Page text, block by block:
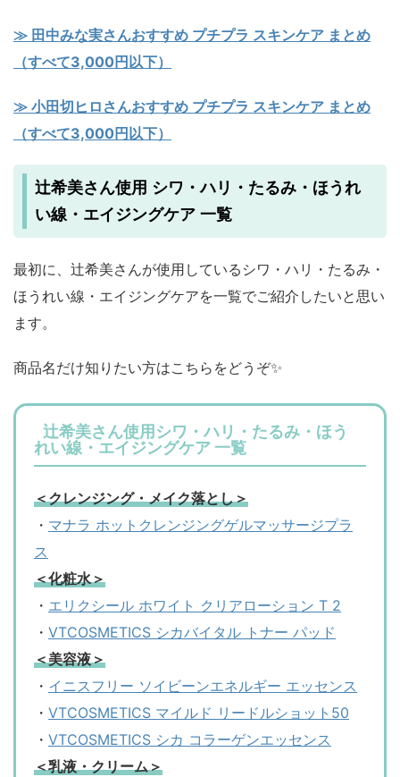
≫ 田中みな実さんおすすめ プチプラ スキンケア まとめ
（すべて3,000円以下）
≫ 小田切ヒロさんおすすめ プチプラ スキンケア まとめ
（すべて3,000円以下）
辻希美さん使用 シワ・ハリ・たるみ・ほうれ
い線・エイジングケア 一覧
最初に、辻希美さんが使用しているシワ・ハリ・たるみ・
ほうれい線・エイジングケアを一覧でご紹介したいと思い
ます。
商品名だけ知りたい方はこちらをどうぞ✨
辻希美さん使用シワ・ハリ・たるみ・ほう
れい線・エイジングケア 一覧
＜クレンジング・メイク落とし＞
・ マナラ ホットクレンジングゲルマッサージプラ
ス
＜化粧水＞
・ エリクシール ホワイト クリアローション T 2
・ VTCOSMETICS シカバイタル トナー パッド
＜美容液＞
・ イニスフリー ソイビーンエネルギー エッセンス
・ VTCOSMETICS マイルド リードルショット50
・ VTCOSMETICS シカ コラーゲンエッセンス
＜乳液・クリーム＞